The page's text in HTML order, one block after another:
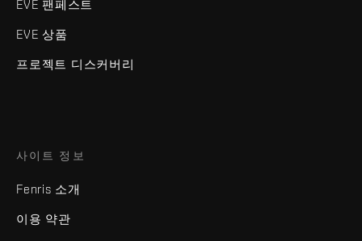
EVE 팬페스트
EVE 상품
프로젝트 디스커버리
사이트 정보
Fenris 소개
이용 약관